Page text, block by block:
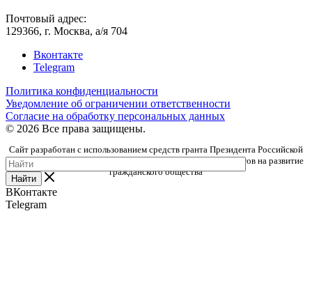
Почтовый адрес:
129366, г. Москва, а/я 704
Вконтакте
Telegram
Политика конфиденциальности
Уведомление об ограничении ответственности
Согласие на обработку персональных данных
© 2026 Все права защищены.
Сайт разработан с использованием средств гранта Президента Российской
Федерации, предоставленного Фондом президентских грантов на развитие
гражданского общества
Найти
ВКонтакте
Telegram